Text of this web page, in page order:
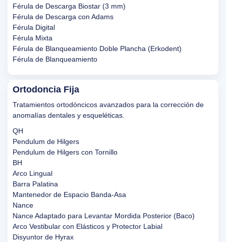
Férula de Descarga Biostar (3 mm)
Férula de Descarga con Adams
Férula Digital
Férula Mixta
Férula de Blanqueamiento Doble Plancha (Erkodent)
Férula de Blanqueamiento
Ortodoncia Fija
Tratamientos ortodóncicos avanzados para la corrección de
anomalías dentales y esqueléticas.
QH
Pendulum de Hilgers
Pendulum de Hilgers con Tornillo
BH
Arco Lingual
Barra Palatina
Mantenedor de Espacio Banda-Asa
Nance
Nance Adaptado para Levantar Mordida Posterior (Baco)
Arco Vestibular con Elásticos y Protector Labial
Disyuntor de Hyrax